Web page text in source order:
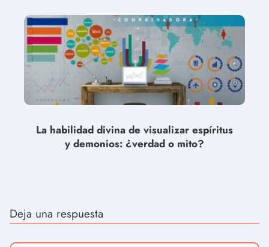
La habilidad divina de visualizar espíritus
y demonios: ¿verdad o mito?
Deja una respuesta